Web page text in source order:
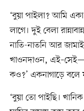
‘বুয়া পাইলা? আমি
লাগে। দুই বেলা
নাতি-নাতনি আর
খাওনদাওন,
কও?’ একনাগাড়ে বলে
‘বুয়া তো পাইছি।